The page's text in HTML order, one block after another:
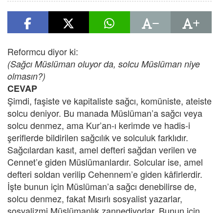
Reformcu diyor ki:
(Sağcı Müslüman oluyor da, solcu Müslüman niye
olmasın?)
CEVAP
Şimdi, faşiste ve kapitaliste sağcı, komüniste, ateiste
solcu deniyor. Bu manada Müslüman’a sağcı veya
solcu denmez, ama Kur’an-ı kerimde ve hadis-i
şeriflerde bildirilen sağcılık ve solculuk farklıdır.
Sağcılardan kasıt, amel defteri sağdan verilen ve
Cennet’e giden Müslümanlardır. Solcular ise, amel
defteri soldan verilip Cehennem’e giden kâfirlerdir.
İşte bunun için Müslüman’a sağcı denebilirse de,
solcu denmez, fakat Mısırlı sosyalist yazarlar,